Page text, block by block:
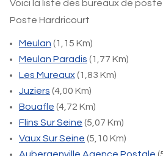
Voici la liste des bureaux de
Poste Hardricourt
Meulan (1,15 Km)
Meulan Paradis (1,77 Km)
Les Mureaux(1,83 Km)
Juziers (4,00 Km)
Bouafle (4,72 Km)
Flins Sur Seine (5,07 Km)
Vaux Sur Seine (5,10 Km)